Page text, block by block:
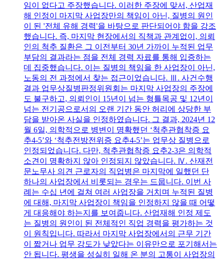
임이 없다고 주장했습니다. 이러한 주장에 맞서, 산업재
해 인정이 마지막 사업장만의 책임이 아닌, 질병의 원인
이 된 '전체 유해 경력'을 바탕으로 판단되어야 함을 강조
했습니다. 즉, 마지막 현장에서의 직책과 관계없이, 의뢰
인의 척추 질환은 그 이전부터 30년 가까이 누적된 업무
부담의 결과라는 점을 전체 경력 자료를 통해 입증하는
데 집중했습니다. 이는 질병의 책임을 한 사업장이 아닌,
노동의 전 과정에서 찾는 접근이었습니다. Ⅲ. 사건수행
결과 업무상질병판정위원회는 마지막 사업장의 주장에
도 불구하고, 의뢰인이 15년이 넘는 형틀목공 및 12년이
넘는 전기공으로서의 오랜 기간 동안 허리에 상당한 부
담을 받아온 사실을 인정하였습니다. 그 결과, 2024년 12
월 6일, 의학적으로 병변이 명확했던 ‘척추관협착증 요
추4-5’와 ‘척추전방전위증 요추4-5’는 업무상 질병으로
인정되었습니다. 다만, 척추관협착증 요추2-3은 의학적
소견이 명확하지 않아 인정되지 않았습니다. Ⅳ. 산재전
문노무사 의견 근로자의 직업병은 마지막에 일했던 단
하나의 사업장에서 비롯되는 경우는 드뭅니다. 이번 사
례는 수십 년에 걸쳐 여러 사업장을 거치며 누적된 질병
에 대해, 마지막 사업장이 책임을 인정하지 않을 때 어떻
게 대응해야 하는지를 보여줍니다. 산업재해 인정 제도
는 질병의 원인이 된 전체적인 직업 경력을 평가하는 것
이 원칙입니다. 따라서 마지막 사업장에서의 근무 기간
이 짧거나 업무 강도가 낮았다는 이유만으로 포기해서는
안 됩니다. 평생을 성실히 일해 온 분의 고통이 사업장의